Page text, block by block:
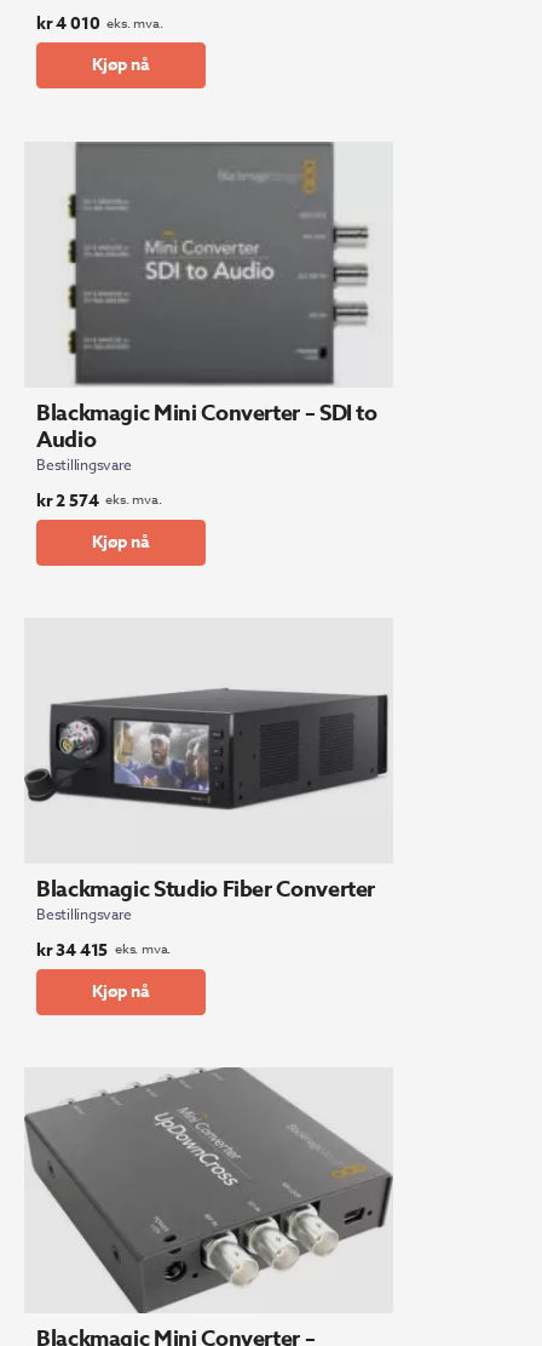
kr4 010 eks. mva.
Kjøp nå
Blackmagic Mini Converter – SDI to
Audio
Bestillingsvare
kr2 574 eks. mva.
Kjøp nå
Blackmagic Studio Fiber Converter
Bestillingsvare
kr34 415 eks. mva.
Kjøp nå
Blackmagic Mini Converter –